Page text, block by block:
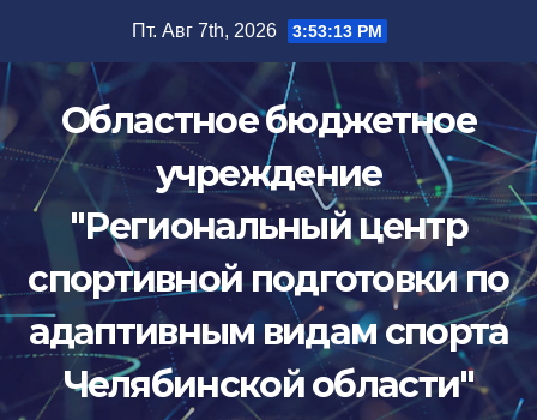
содержимому
Пт. Авг 7th, 2026 3:53:14 PM
Областное бюджетное
учреждение
"Региональный центр
спортивной подготовки по
адаптивным видам спорта
Челябинской области"